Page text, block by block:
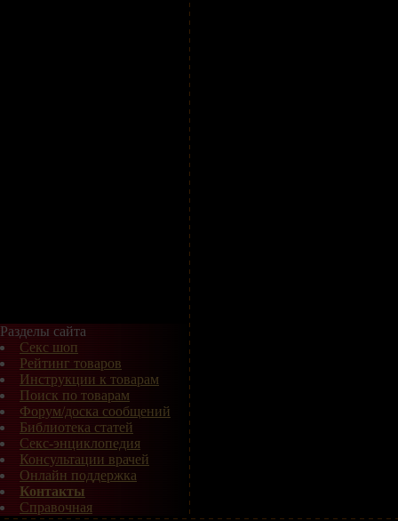
Разделы сайта
Секс шоп
Рейтинг товаров
Инструкции к товарам
Поиск по товарам
Форум/доска сообщений
Библиотека статей
Секс-энциклопедия
Консультации врачей
Онлайн поддержка
Контакты
Справочная